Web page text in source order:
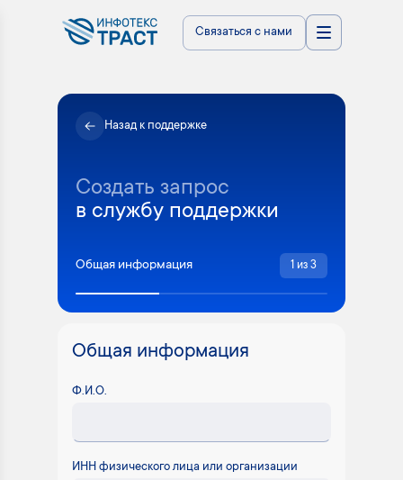
Связаться с нами
Назад к поддержке
Создать запрос
в службу поддержки
Общая информация 1 из 3
Общая информация
Ф.И.О.
ИНН физического лица или организации